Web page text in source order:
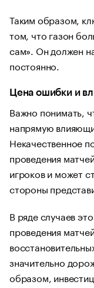
Таким образом,
том, что газон
сам». Он должен
постоянно.
Цена ошибки и
Важно понимать,
напрямую
Некачественное
проведения
игроков и может
стороны
В ряде случаев
проведения
значительно
образом,